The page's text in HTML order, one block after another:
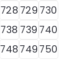
728 729 730
738 739 740
748749750